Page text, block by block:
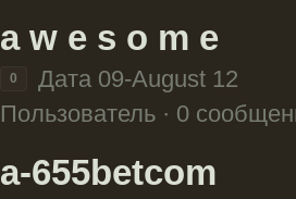
a w e s o m e
0
Дата 09-August 12
Пользователь · 0
a-655betcom